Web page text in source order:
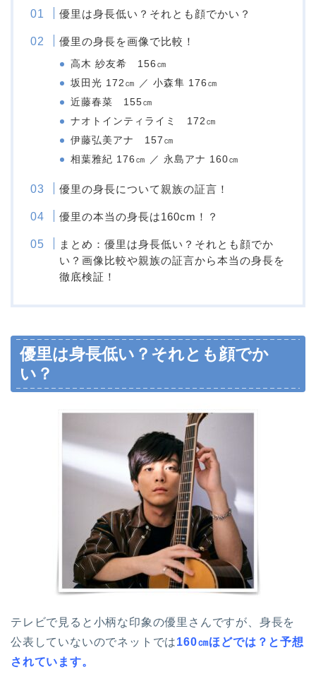
優里は身長低い？それとも顔でかい？
優里の身長を画像で比較！
高木 紗友希 156㎝
坂田光 172㎝ ／ 小森隼 176㎝
近藤春菜 155㎝
ナオトインティライミ 172㎝
伊藤弘美アナ 157㎝
相葉雅紀 176㎝ ／ 永島アナ 160㎝
優里の身長について親族の証言！
優里の本当の身長は160cm！？
まとめ：優里は身長低い？それとも顔でか
い？画像比較や親族の証言から本当の身長を
徹底検証！
優里は身長低い？それとも顔でか
い？
テレビで見ると小柄な印象の優里さんですが、身長を
公表していないのでネットでは160㎝ほどでは？と予想
されています。